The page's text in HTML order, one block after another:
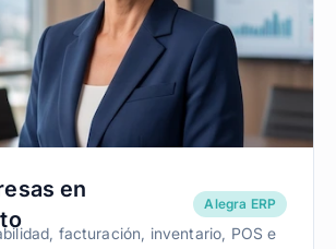
en
Alegra ERP
facturación, inventario, POS e